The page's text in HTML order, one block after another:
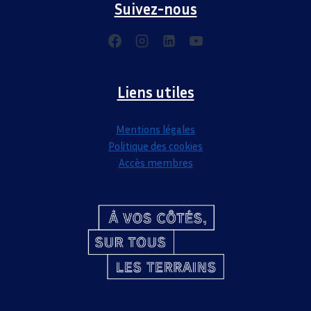
Suivez-nous
Liens utiles
Mentions légales
Politique des cookies
Accès membres